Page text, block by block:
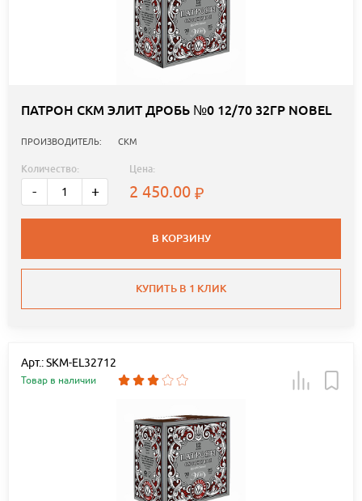
ПАТРОН СКМ ЭЛИТ ДРОБЬ №0 12/70 32ГР NOBEL
ПРОИЗВОДИТЕЛЬ: СКМ
Количество:
- +
Цена:
2 450.00
В КОРЗИНУ
КУПИТЬ В 1 КЛИК
Арт.: SKM-EL32712
Товар в наличии